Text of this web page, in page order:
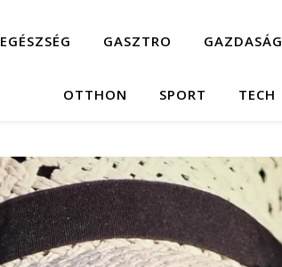
EGÉSZSÉG GASZTRO GAZDASÁG
OTTHON SPORT TECH